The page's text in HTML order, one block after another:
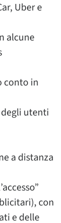
Uber e
alcune
conto in
utenti
a distanza
con
e delle